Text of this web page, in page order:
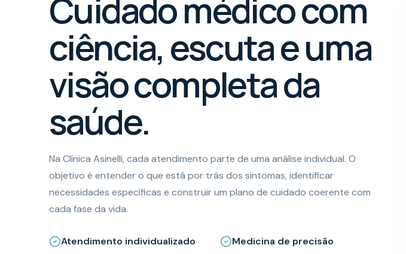
Cuidado médico com
ciência, escuta e uma
visão completa da
saúde.
Na Clínica Asinelli, cada atendimento parte de uma análise individual. O
objetivo é entender o que está por trás dos sintomas, identificar
necessidades específicas e construir um plano de cuidado coerente com
cada fase da vida.
Atendimento individualizado
Medicina de precisão